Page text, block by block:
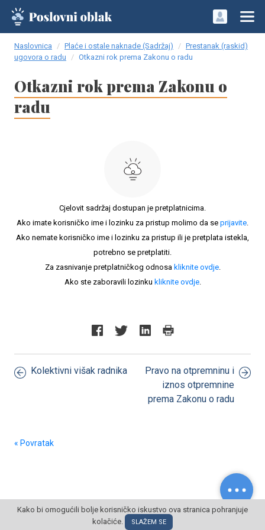
Naslovnica Plaće i ostale naknade (Sadržaj)
Prestanak (raskid)
ugovora o radu
Otkazni rok prema Zakonu o radu
Otkazni rok prema Zakonu o
radu
Cjelovit sadržaj dostupan je pretplatnicima.
Ako imate korisničko ime i lozinku za pristup molimo da se prijavite.
Ako nemate korisničko ime i lozinku za pristup ili je pretplata istekla,
potrebno se pretplatiti.
Za zasnivanje pretplatničkog odnosa kliknite ovdje.
Ako ste zaboravili lozinku kliknite ovdje.
Kolektivni višak radnika
Pravo na otpremninu i
iznos otpremnine
prema Zakonu o radu
« Povratak
© POSLOVNI OBLAK Sva prava pridržana
Kako bi omogućili bolje korisničko iskustvo ova stranica pohranjuje
kolačiće.
SLAŽEM SE